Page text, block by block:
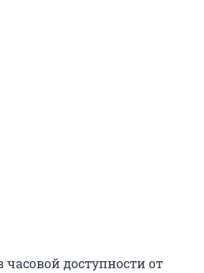
часовой доступности от